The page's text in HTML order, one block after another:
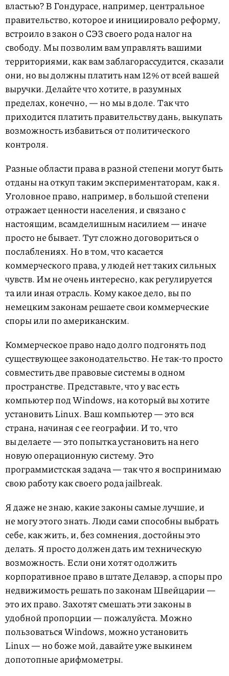
властью? В Гондурасе, например, центральное
правительство, которое и инициировало реформу,
встроило в закон о СЭЗ своего рода налог на
свободу. Мы позволим вам управлять вашими
территориями, как вам заблагорассудится, сказали
они, но вы должны платить нам 12% от всей вашей
выручки. Делайте что хотите, в разумных
пределах, конечно, — но мы в доле. Так что
приходится платить правительству дань, выкупать
возможность избавиться от политического
контроля.
Разные области права в разной степени могут быть
отданы на откуп таким экспериментаторам, как я.
Уголовное право, например, в большой степени
отражает ценности населения, и связано с
настоящим, всамделишным насилием — иначе
просто не бывает. Тут сложно договориться о
послаблениях. Но в том, что касается
коммерческого права, у людей нет таких сильных
чувств. Им не очень интересно, как регулируется
та или иная отрасль. Кому какое дело, вы по
немецким законам решаете свои коммерческие
споры или по американским.
Коммерческое право надо долго подгонять под
существующее законодательство. Не так-то просто
совместить две правовые системы в одном
пространстве. Представьте, что у вас есть
компьютер под Windows, на который вы хотите
установить Linux. Ваш компьютер — это вся
страна, начиная с ее географии. И то, что
вы делаете — это попытка установить на него
новую операционную систему. Это
программистская задача — так что я воспринимаю
свою работу как своего рода jailbreak.
Я даже не знаю, какие законы самые лучшие, и
не могу этого знать. Люди сами способны выбрать
себе, как жить, и, без сомнения, достойны это
делать. Я просто должен дать им техническую
возможность. Если они хотят одолжить
корпоративное право в штате Делавэр, а споры про
недвижимость решать по законам Швейцарии —
это их право. Захотят смешать эти законы в
удобной пропорции — пожалуйста. Можно
пользоваться Windows, можно установить
Linux — но боже мой, давайте уже выкинем
допотопные арифмометры.